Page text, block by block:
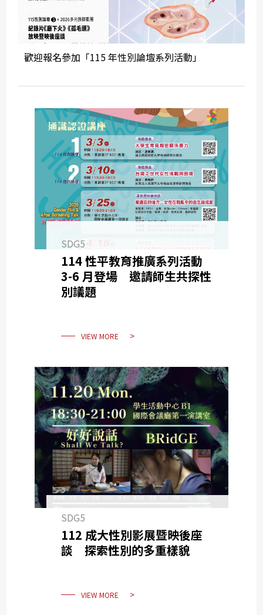
歡迎報名參加「115 年性別論壇系列活動」
SDG5
114 性平教育推廣系列活動
3-6 月登場 邀請師生共探性
別議題
VIEW MORE
SDG5
112 成大性別影展暨映後座
談 探索性別的多重樣貌
VIEW MORE